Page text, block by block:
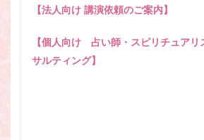
【法人向け 講演依頼のご案内】
【個人向け 占い師・スピリチュアリ
サルティング】